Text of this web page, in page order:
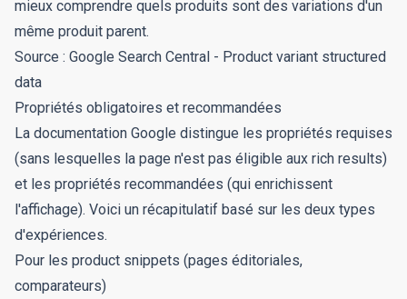
mieux comprendre quels produits sont des variations d'un
même produit parent.
Source : Google Search Central - Product variant structured
data
Propriétés obligatoires et recommandées
La documentation Google distingue les propriétés requises
(sans lesquelles la page n'est pas éligible aux rich results)
et les propriétés recommandées (qui enrichissent
l'affichage). Voici un récapitulatif basé sur les deux types
d'expériences.
Pour les product snippets (pages éditoriales,
comparateurs)